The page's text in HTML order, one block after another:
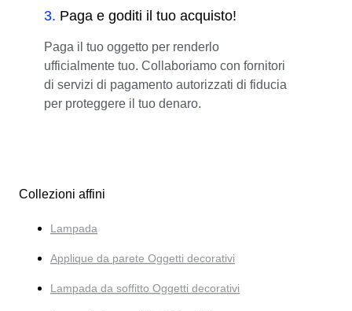
3. Paga e goditi il tuo acquisto!
Paga il tuo oggetto per renderlo
ufficialmente tuo. Collaboriamo con fornitori
di servizi di pagamento autorizzati di fiducia
per proteggere il tuo denaro.
Collezioni affini
Lampada
Applique da parete Oggetti decorativi
Lampada da soffitto Oggetti decorativi